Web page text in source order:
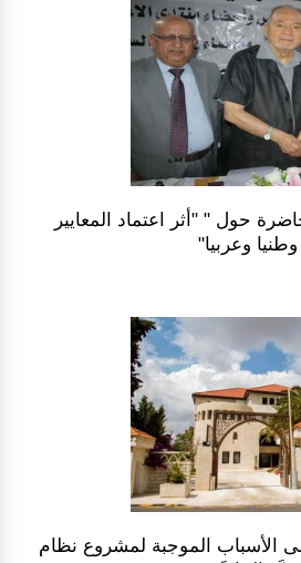
حول " "أثر اعتماد المعايير
وعربيا"
الأسباب الموجبة لمشروع نظام